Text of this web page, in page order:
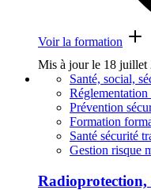
Voir la formation
Mis à jour le 18 juillet
Santé, social,
Réglementation
Prévention
Formation
Santé sécurité
Gestion risque
Radioprotection,